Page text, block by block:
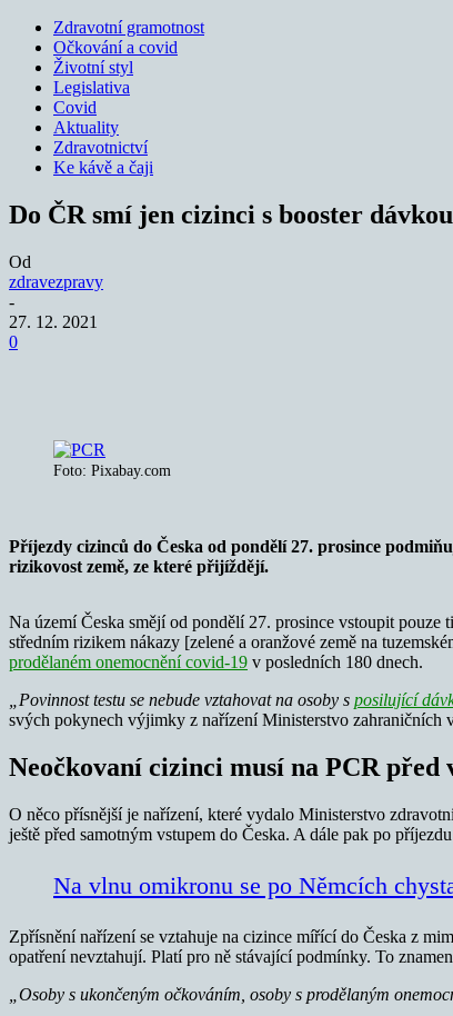
Zdravotní gramotnost
Očkování a covid
Životní styl
Legislativa
Covid
Aktuality
Zdravotnictví
Ke kávě a čaji
Do ČR smí jen cizinci s booster
Od
zdravezpravy
-
27. 12. 2021
0
Foto: Pixabay.com
Příjezdy cizinců do Česka od pondělí 27. prosince
rizikovost země, ze které přijíždějí.
Na území Česka smějí od pondělí 27. prosince vstoupit
středním rizikem nákazy [zelené a oranžové země na
prodělaném onemocnění covid-19 v posledních 180 dnech.
„Povinnost testu se nebude vztahovat na osoby s posilující
svých pokynech výjimky z nařízení Ministerstvo
Neočkovaní cizinci musí na PCR před
O něco přísnější je nařízení, které vydalo Ministerstvo
ještě před samotným vstupem do Česka. A dále pak po
Na vlnu omikronu se po Němcích
Zpřísnění nařízení se vztahuje na cizince mířící do Česka z
opatření nevztahují. Platí pro ně stávající podmínky. To
„Osoby s ukončeným očkováním, osoby s prodělaným